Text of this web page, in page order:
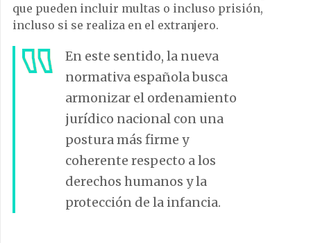
que pueden incluir multas o incluso prisión,
incluso si se realiza en el extranjero.
En este sentido, la nueva
normativa española busca
armonizar el ordenamiento
jurídico nacional con una
postura más firme y
coherente respecto a los
derechos humanos y la
protección de la infancia.